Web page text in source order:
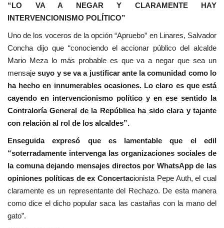
“LO VA A NEGAR Y CLARAMENTE HAY
INTERVENCIONISMO POLÍTICO”
Uno de los voceros de la opción “Apruebo” en Linares, Salvador
Concha dijo que “conociendo el accionar público del alcalde
Mario Meza lo más probable es que va a negar que sea un
mensaje suyo y se va a justificar ante la comunidad como lo
ha hecho en innumerables ocasiones. Lo claro es que está
cayendo en intervencionismo político y en ese sentido la
Contraloría General de la República ha sido clara y tajante
con relación al rol de los alcaldes”.
Enseguida expresó que es lamentable que el edil
“soterradamente intervenga las organizaciones sociales de
la comuna dejando mensajes directos por WhatsApp de las
opiniones políticas de ex Concertacionista Pepe Auth, el cual
claramente es un representante del Rechazo. De esta manera
como dice el dicho popular saca las castañas con la mano del
gato”.